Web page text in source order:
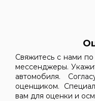
Свяжитесь с нами
мессенджеры.
автомобиля.
оценщиком.
вам для оценки и